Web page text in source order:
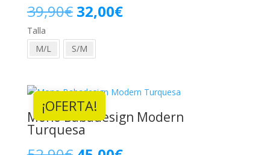
39,90€ El
precio
original
39,90€.
32,00€El
32,00€.
Talla
M/L
S/M
¡OFERTA!
Mono Babadesign Modern
Turquesa